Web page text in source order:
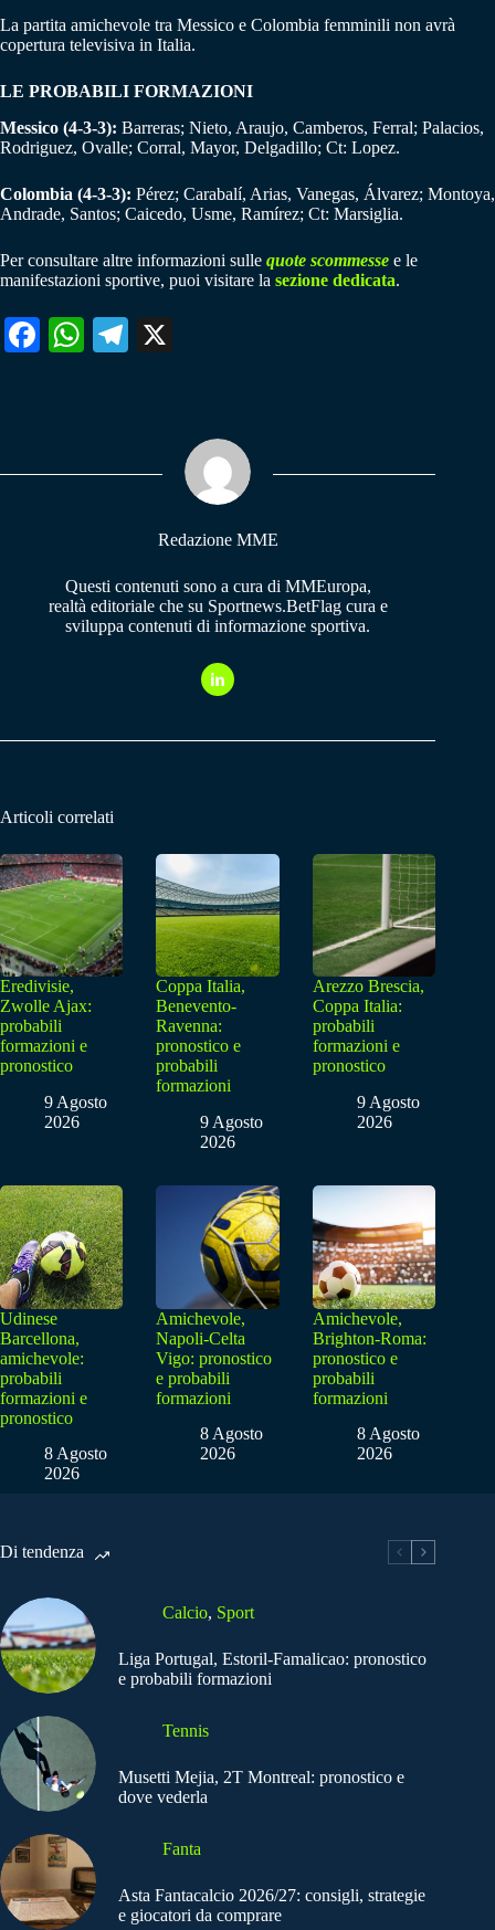
La partita amichevole tra Messico e Colombia femminili non avrà
copertura televisiva in Italia.
LE PROBABILI FORMAZIONI
Messico (4-3-3): Barreras; Nieto, Araujo, Camberos, Ferral; Palacios,
Rodriguez, Ovalle; Corral, Mayor, Delgadillo; Ct: Lopez.
Colombia (4-3-3): Pérez; Carabalí, Arias, Vanegas, Álvarez; Montoya,
Andrade, Santos; Caicedo, Usme, Ramírez; Ct: Marsiglia.
Per consultare altre informazioni sulle quote scommesse e le
manifestazioni sportive, puoi visitare la sezione dedicata.
Fa W
pp
Te
m
Redazione MME
Questi contenuti sono a cura di MMEuropa,
realtà editoriale che su Sportnews.BetFlag cura e
sviluppa contenuti di informazione sportiva.
Articoli correlati
Eredivisie,
Zwolle Ajax:
probabili
formazioni e
pronostico
9 Agosto
2026
Coppa Italia,
Benevento-
Ravenna:
pronostico e
probabili
formazioni
9 Agosto
2026
Arezzo Brescia,
Coppa Italia:
probabili
formazioni e
pronostico
9 Agosto
2026
Udinese
Barcellona,
amichevole:
probabili
formazioni e
pronostico
8 Agosto
2026
Amichevole,
Napoli-Celta
Vigo: pronostico
e probabili
formazioni
8 Agosto
2026
Amichevole,
Brighton-Roma:
pronostico e
probabili
formazioni
8 Agosto
2026
Di tendenza
Calcio, Sport
Liga Portugal, Estoril-Famalicao: pronostico
e probabili formazioni
Tennis
Musetti Mejia, 2T Montreal: pronostico e
dove vederla
Fanta
Asta Fantacalcio 2026/27: consigli, strategie
e giocatori da comprare